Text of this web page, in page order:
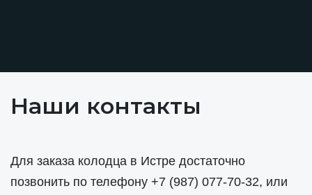
Наши контакты
Для заказа колодца в Истре достаточно
позвонить по телефону +7 (987) 077-70-32, или